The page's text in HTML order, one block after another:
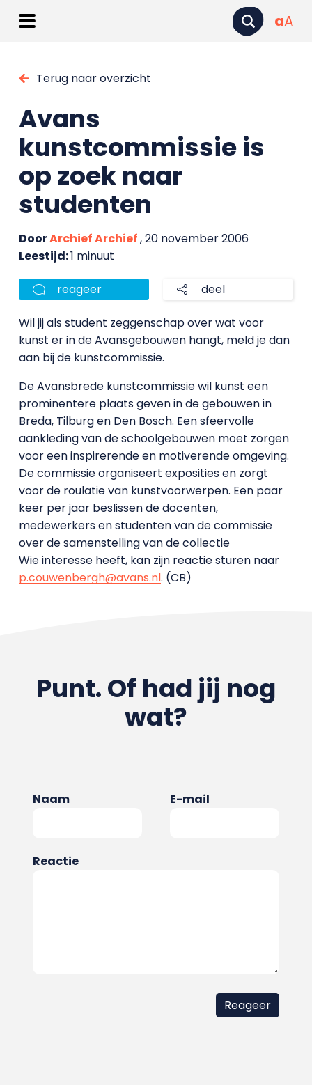
aA
Terug naar overzicht
Avans
kunstcommissie is
op zoek naar
studenten
DoorArchief Archief, 20 november 2006
Leestijd:1 minuut
reageer deel
Wil jij als student zeggenschap over wat voor
kunst er in de Avansgebouwen hangt, meld je dan
aan bij de kunstcommissie.
De Avansbrede kunstcommissie wil kunst een
prominentere plaats geven in de gebouwen in
Breda, Tilburg en Den Bosch. Een sfeervolle
aankleding van de schoolgebouwen moet zorgen
voor een inspirerende en motiverende omgeving.
De commissie organiseert exposities en zorgt
voor de roulatie van kunstvoorwerpen. Een paar
keer per jaar beslissen de docenten,
medewerkers en studenten van de commissie
over de samenstelling van de collectie
Wie interesse heeft, kan zijn reactie sturen naar
p.couwenbergh@avans.nl. (CB)
Punt. Of had jij nog
wat?
Naam E-mail
Reactie